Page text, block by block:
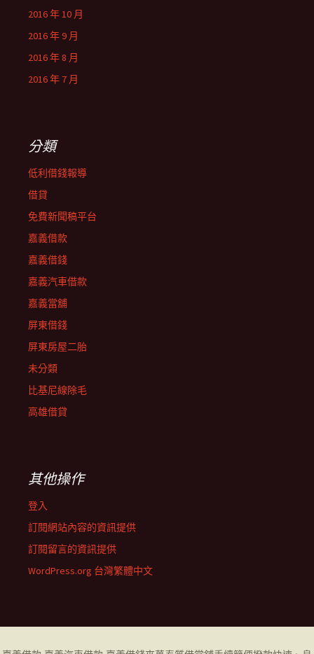
2016 年 10 月
2016 年 9 月
2016 年 8 月
2016 年 7 月
分類
低利借錢報導
借貸
免費新聞稿平台
嘉義借款
嘉義借錢
嘉義汽車借款
嘉義當舖
屏東借錢
屏東房屋二胎
未分類
比基尼線除毛
高雄借貸
其他操作
登入
訂閱網站內容的資訊提供
訂閱留言的資訊提供
WordPress.org 台灣繁體中文